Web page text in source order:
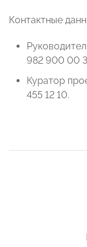
Контактные
982 900 00
Куратор
455 12 10.